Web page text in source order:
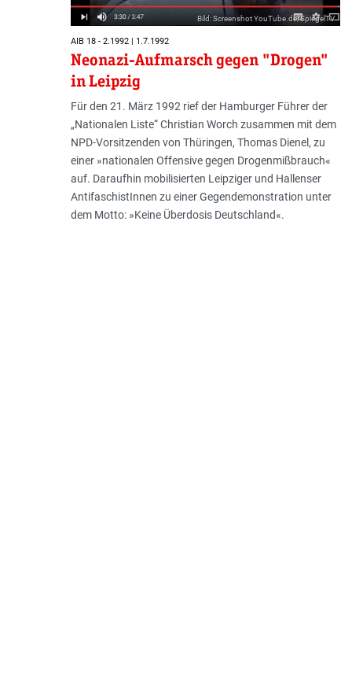
Bild: Screenshot YouTube.de/SpiegelTV
AIB 18 - 2.1992 | 1.7.1992
Neonazi-Aufmarsch gegen "Drogen"
in Leipzig
Für den 21. März 1992 rief der Hamburger Führer der
„Nationalen Liste“ Christian Worch zusammen mit dem
NPD-Vorsitzenden von Thüringen, Thomas Dienel, zu
einer »nationalen Offensive gegen Drogenmißbrauch«
auf. Daraufhin mobilisierten Leipziger und Hallenser
AntifaschistInnen zu einer Gegendemonstration unter
dem Motto: »Keine Überdosis Deutschland«.